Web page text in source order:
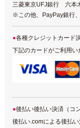
三菱東京UFJ銀行 六本
※この他、PayPay銀行
各種クレジットカード
下記のカードがご利用い
後払い後払い決済（コ
後払い.comによる後払